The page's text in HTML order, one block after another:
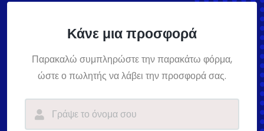
Κάνε μια προσφορά
Παρακαλώ συμπληρώστε την παρακάτω φόρμα,
ώστε ο πωλητής να λάβει την προσφορά σας.